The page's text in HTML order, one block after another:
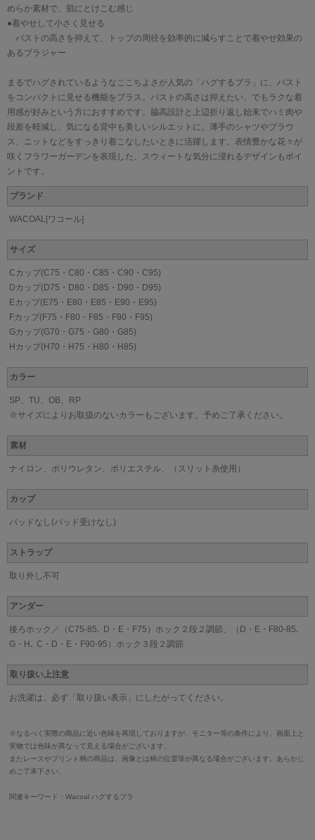
めらか素材で、肌にとけこむ感じ
●着やせして小さく見せる
バストの高さを抑えて、トップの周径を効率的に減らすことで着やせ効果の
あるブラジャー
まるでハグされているようなここちよさが人気の「ハグするブラ」に、バスト
をコンパクトに見せる機能をプラス。バストの高さは抑えたい、でもラクな着
用感が好みという方におすすめです。脇高設計と上辺折り返し始末でハミ肉や
段差を軽減し、気になる背中も美しいシルエットに。薄手のシャツやブラウ
ス、ニットなどをすっきり着こなしたいときに活躍します。表情豊かな花々が
咲くフラワーガーデンを表現した、スウィートな気分に浸れるデザインもポイ
ントです。
ブランド
WACOAL[ワコール]
サイズ
Cカップ(C75・C80・C85・C90・C95)
Dカップ(D75・D80・D85・D90・D95)
Eカップ(E75・E80・E85・E90・E95)
Fカップ(F75・F80・F85・F90・F95)
Gカップ(G70・G75・G80・G85)
Hカップ(H70・H75・H80・H85)
カラー
SP、TU、OB、RP
※サイズによりお取扱のないカラーもございます。予めご了承ください。
素材
ナイロン、ポリウレタン、ポリエステル、（スリット糸使用）
カップ
パッドなし(パッド受けなし)
ストラップ
取り外し不可
アンダー
後ろホック／（C75-85､ D・E・F75）ホック２段２調節、（D・E・F80-85､
G・H､ C・D・E・F90-95）ホック３段２調節
取り扱い上注意
お洗濯は、必ず「取り扱い表示」にしたがってください。
※なるべく実際の商品に近い色味を再現しておりますが、モニター等の条件により、画面上と
実物では色味が異なって見える場合がございます。
またレースやプリント柄の商品は、画像とは柄の位置等が異なる場合がございます。あらかじ
めご了承下さい。
関連キーワード：Wacoal ハグするブラ